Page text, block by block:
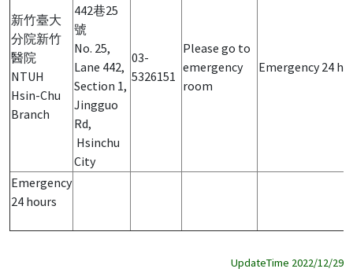
新竹臺大
分院新竹
醫院
NTUH
Hsin-Chu
Branch
442巷25
號
No. 25,
Lane 442,
Section 1,
Jingguo
Rd,
Hsinchu
City
03-
5326151
Please go to
emergency
room
Emergency 24
Emergency
24 hours
UpdateTime 2022/12/29